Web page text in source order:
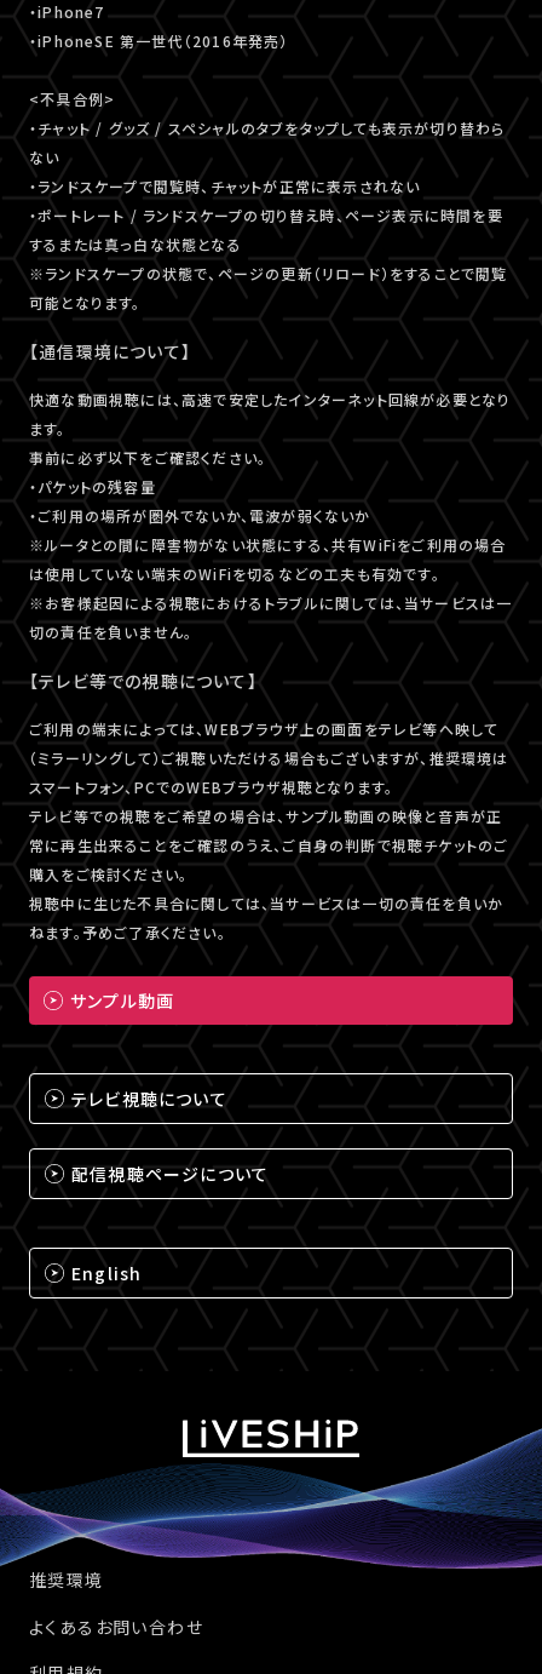
・iPhone7
・iPhoneSE 第一世代（2016年発売）
<不具合例>
・チャット / グッズ / スペシャルのタブをタップしても表示が切り替わら
ない
・ランドスケープで閲覧時、チャットが正常に表示されない
・ポートレート / ランドスケープの切り替え時、ページ表示に時間を要
するまたは真っ白な状態となる
※ランドスケープの状態で、ページの更新（リロード）をすることで閲覧
可能となります。
【通信環境について】
快適な動画視聴には、高速で安定したインターネット回線が必要となり
ます。
事前に必ず以下をご確認ください。
・パケットの残容量
・ご利用の場所が圏外でないか、電波が弱くないか
※ルータとの間に障害物がない状態にする、共有WiFiをご利用の場合
は使用していない端末のWiFiを切るなどの工夫も有効です。
※お客様起因による視聴におけるトラブルに関しては、当サービスは一
切の責任を負いません。
【テレビ等での視聴について】
ご利用の端末によっては、WEBブラウザ上の画面をテレビ等へ映して
（ミラーリングして）ご視聴いただける場合もございますが、推奨環境は
スマートフォン、PCでのWEBブラウザ視聴となります。
テレビ等での視聴をご希望の場合は、サンプル動画の映像と音声が正
常に再生出来ることをご確認のうえ、ご自身の判断で視聴チケットのご
購入をご検討ください。
視聴中に生じた不具合に関しては、当サービスは一切の責任を負いか
ねます。予めご了承ください。
サンプル動画
テレビ視聴について
配信視聴ページについて
English
推奨環境
よくあるお問い合わせ